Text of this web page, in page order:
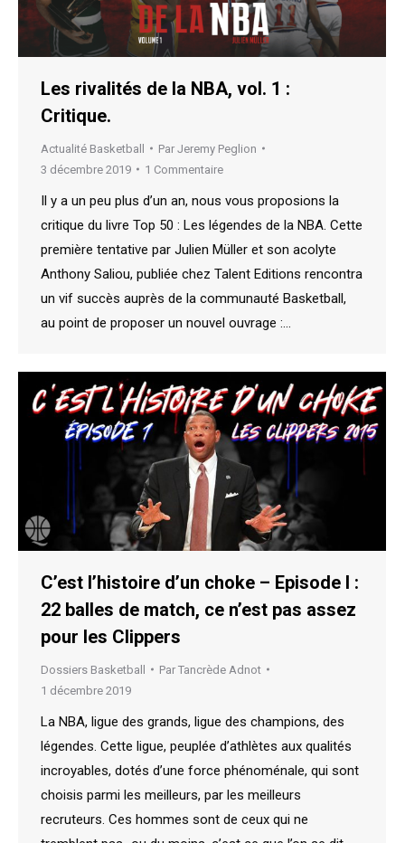
Les rivalités de la NBA, vol. 1 :
Critique.
Actualité Basketball Par Jeremy Peglion
3 décembre 2019
1 Commentaire
Il y a un peu plus d’un an, nous vous proposions la
critique du livre Top 50 : Les légendes de la NBA. Cette
première tentative par Julien Müller et son acolyte
Anthony Saliou, publiée chez Talent Editions rencontra
un vif succès auprès de la communauté Basketball,
au point de proposer un nouvel ouvrage :…
C’est l’histoire d’un choke – Episode I :
22 balles de match, ce n’est pas assez
pour les Clippers
Dossiers Basketball Par Tancrède Adnot
1 décembre 2019
La NBA, ligue des grands, ligue des champions, des
légendes. Cette ligue, peuplée d’athlètes aux qualités
incroyables, dotés d’une force phénoménale, qui sont
choisis parmi les meilleurs, par les meilleurs
recruteurs. Ces hommes sont de ceux qui ne